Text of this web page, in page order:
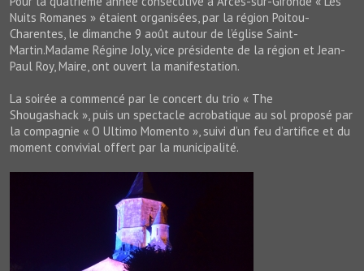
Nuits Romanes » étaient organisées, par la région Poitou-
Charentes, le dimanche 9 août autour de l’église Saint-
Martin.Madame Régine Joly, vice présidente de la région et Jean-
Paul Roy, Maire, ont ouvert la manifestation.
La soirée a commencé par le concert du trio « The
Shougashack », puis un spectacle acrobatique au sol proposé par
la compagnie « O Ultimo Momento », suivi d’un feu d’artifice et du
moment convivial offert par la municipalité.